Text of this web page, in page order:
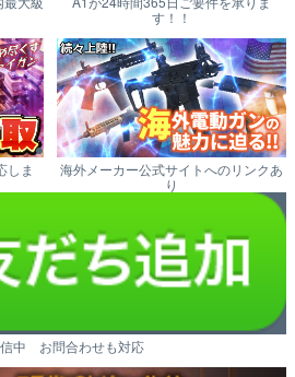
す！！
しま
海外メーカー公式サイトへのリンクあ
り
中 お問合わせも対応